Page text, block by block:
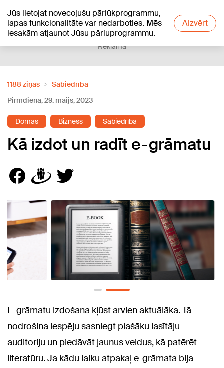
Jūs lietojat novecojušu pārlūkprogrammu,
lapas funkcionalitāte var nedarboties. Mēs
iesakām atjaunot Jūsu pārluprogrammu.
Aizvērt
+18°C
Reklāma
1188 ziņas
Sabiedrība
Pirmdiena, 29. maijs, 2023
Domas Bizness Sabiedrība
Kā izdot un radīt e-grāmatu
E-grāmatu izdošana kļūst arvien aktuālāka. Tā
nodrošina iespēju sasniegt plašāku lasītāju
auditoriju un piedāvāt jaunus veidus, kā patērēt
literatūru. Ja kādu laiku atpakaļ e-grāmata bija